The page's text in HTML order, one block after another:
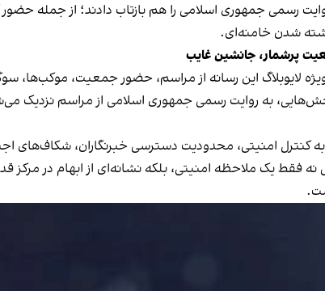
رسمی جمهوری اسلامی را هم بازتاب دادند؛ از جمله
شدن خامنه‌ای.
پرشمار، جانشین غایب
لایوبلاگ این رسانه از مراسم، حضور جمعیت، موکب‌ها،
به روایت رسمی جمهوری اسلامی از مراسم نزدیک
کنترل امنیتی، محدودیت دسترسی خبرنگاران، شکاف‌های
نه فقط یک ملاحظه امنیتی، بلکه نشانه‌ای از ابهام در